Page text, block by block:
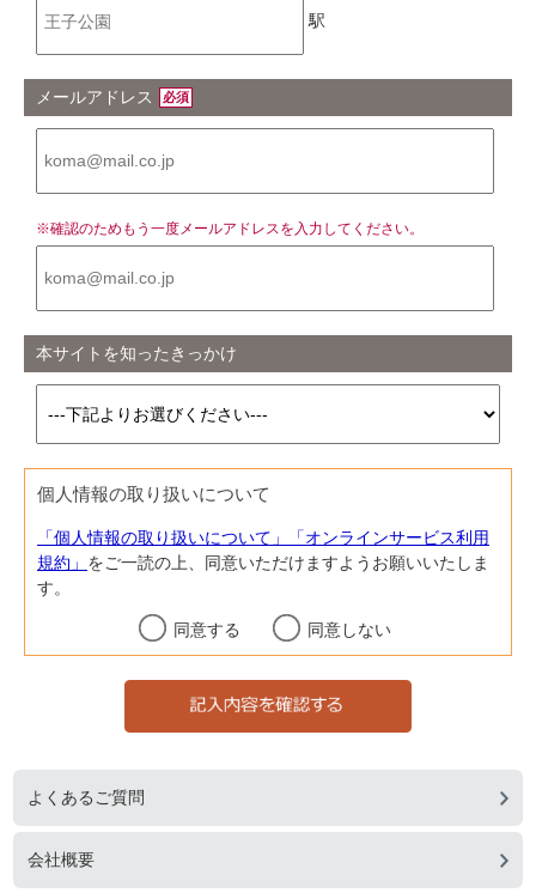
駅
メールアドレス 必須
※確認のためもう一度メールアドレスを入力してください。
本サイトを知ったきっかけ
個人情報の取り扱いについて
「個人情報の取り扱いについて」「オンラインサービス利用
規約」 をご一読の上、同意いただけますようお願いいたしま
す。
同意する 同意しない
よくあるご質問
会社概要